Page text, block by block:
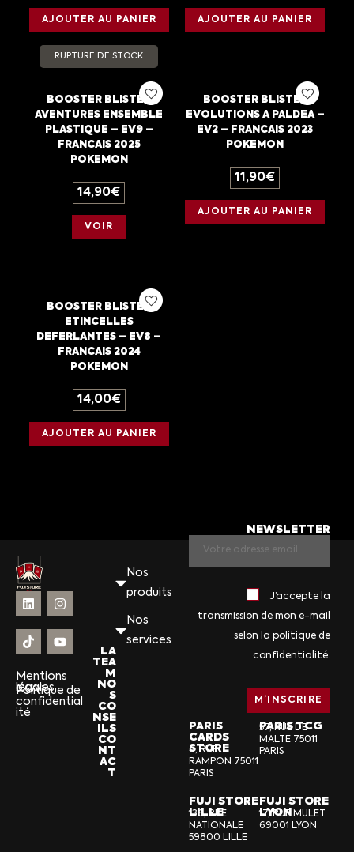
AJOUTER AU PANIER AJOUTER AU PANIER
RUPTURE DE STOCK
BOOSTER BLISTER
AVENTURES ENSEMBLE
PLASTIQUE – EV9 –
FRANCAIS 2025
POKEMON
14,90€
VOIR
BOOSTER BLISTER
EVOLUTIONS A PALDEA –
EV2 – FRANCAIS 2023
POKEMON
11,90€
AJOUTER AU PANIER
BOOSTER BLISTER
ETINCELLES
DEFERLANTES – EV8 –
FRANCAIS 2024
POKEMON
14,00€
AJOUTER AU PANIER
Mentions
légales
CGV
Politique de
confidential
ité
Nos
produits
Nos
services
LA
TEA
M
NO
S
CO
NSE
ILS
CO
NT
AC
T
NEWSLETTER
J’accepte la
transmission de mon e-mail
selon la politique de
confidentialité.
PARIS
CARDS
STORE
6, RUE
RAMPON 75011
PARIS
PARIS TCG
57, RUE DE
MALTE 75011
PARIS
FUJI STORE
LILLE
136, RUE
NATIONALE
59800 LILLE
FUJI STORE
LYON
17, RUE MULET
69001 LYON